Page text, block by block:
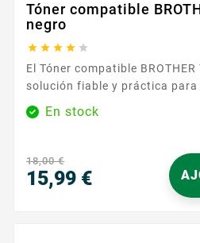
Tóner compatible
negro
    
El Tóner compatible BROTHER TN-3170 negro es una
solución fiable y práctica para
diarias. Diseñado para las impresoras Brother que
aceptan la referencia TN-
el cartucho, cierre la tapa y
sus trabajos, sin pasos...
En stock
18,00 €
15,99 €